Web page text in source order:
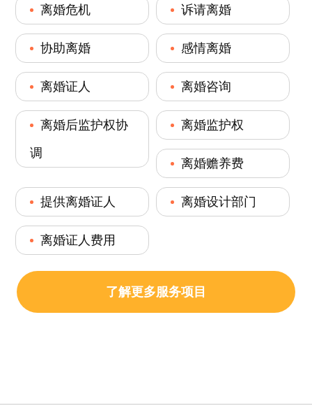
离婚危机 诉请离婚
协助离婚 感情离婚
离婚证人 离婚咨询
离婚后监护权协
调
离婚监护权
离婚赡养费
提供离婚证人 离婚设计部门
离婚证人费用
了解更多服务项目